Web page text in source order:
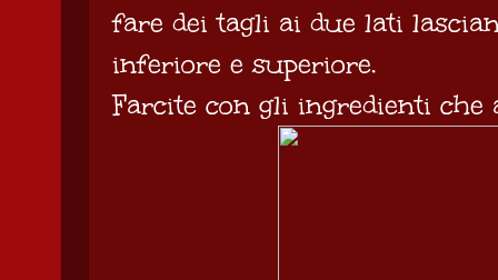
fare dei tagli ai due lati
inferiore e superiore.
Farcite con gli ingredienti che